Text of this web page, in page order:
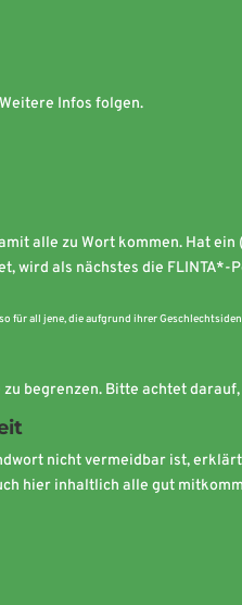
Infos folgen.
alle zu Wort kommen. Hat
wird als nächstes die FLINTA*-
für all jene, die aufgrund ihrer
begrenzen. Bitte achtet
nicht vermeidbar ist,
hier inhaltlich alle gut